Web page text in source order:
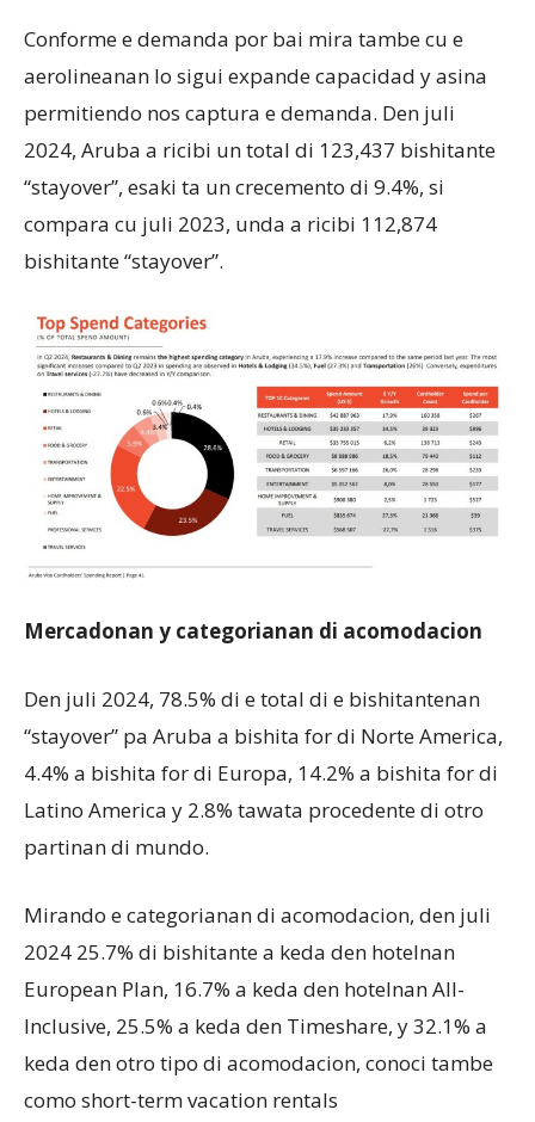
Conforme e demanda por bai mira tambe cu e
aerolineanan lo sigui expande capacidad y asina
permitiendo nos captura e demanda. Den juli
2024, Aruba a ricibi un total di 123,437 bishitante
“stayover”, esaki ta un crecemento di 9.4%, si
compara cu juli 2023, unda a ricibi 112,874
bishitante “stayover”.
Mercadonan y categorianan di acomodacion
Den juli 2024, 78.5% di e total di e bishitantenan
“stayover” pa Aruba a bishita for di Norte America,
4.4% a bishita for di Europa, 14.2% a bishita for di
Latino America y 2.8% tawata procedente di otro
partinan di mundo.
Mirando e categorianan di acomodacion, den juli
2024 25.7% di bishitante a keda den hotelnan
European Plan, 16.7% a keda den hotelnan All-
Inclusive, 25.5% a keda den Timeshare, y 32.1% a
keda den otro tipo di acomodacion, conoci tambe
como short-term vacation rentals